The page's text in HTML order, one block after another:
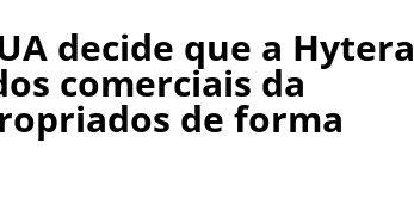
decide que a Hytera
comerciais da
de forma